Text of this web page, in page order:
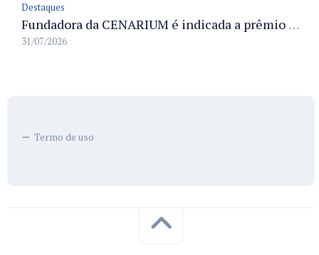
Destaques
Fundadora da CENARIUM é indicada a prêmio 100+ Jornalistas Admirados
31/07/2026
Termo de uso